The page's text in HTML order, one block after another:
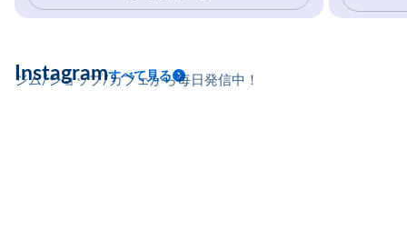
ジム/ショップ/カフェから毎日発信中！
Instagramすべて見る